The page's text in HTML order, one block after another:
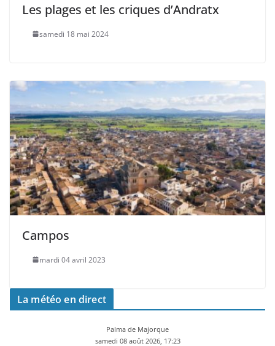
Les plages et les criques d’Andratx
samedi 18 mai 2024
Campos
mardi 04 avril 2023
La météo en direct
Palma de Majorque
samedi 08 août 2026, 17:23